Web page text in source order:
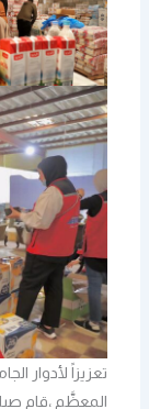
تعزيزاً لأدوار
المعظَّم ،قام